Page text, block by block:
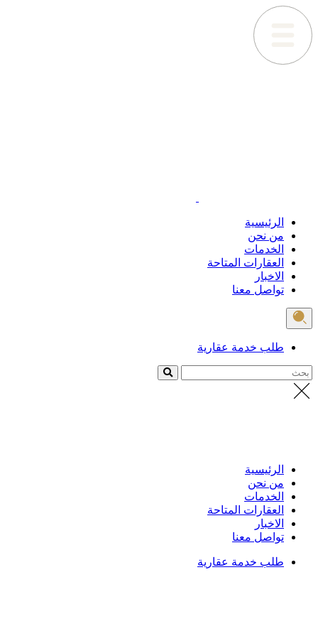
الرئيسية
من نحن
الخدمات
العقارات المتاحة
الاخبار
تواصل معنا
طلب خدمة عقارية
بحث
الرئيسية
من نحن
الخدمات
العقارات المتاحة
الاخبار
تواصل معنا
طلب خدمة عقارية